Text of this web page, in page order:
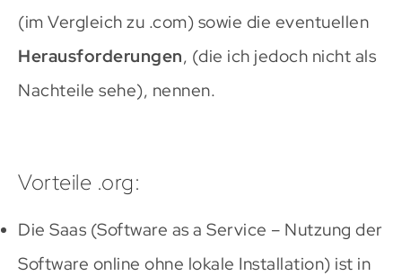
(im Vergleich zu .com) sowie die eventuellen
Herausforderungen, (die ich jedoch nicht als
Nachteile sehe), nennen.
Vorteile .org:
Die Saas (Software as a Service – Nutzung der
Software online ohne lokale Installation) ist in